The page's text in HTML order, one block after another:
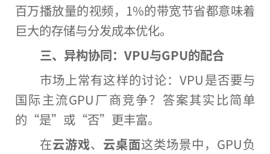
百万播放量的视频，1%的带宽节省都意味着
巨大的存储与分发成本优化。
三、异构协同：VPU与GPU的配合
市场上常有这样的讨论：VPU是否要与
国际主流GPU厂商竞争？答案其实比简单
的“是”或“否”更丰富。
在云游戏、 云桌面这类场景中，GPU负